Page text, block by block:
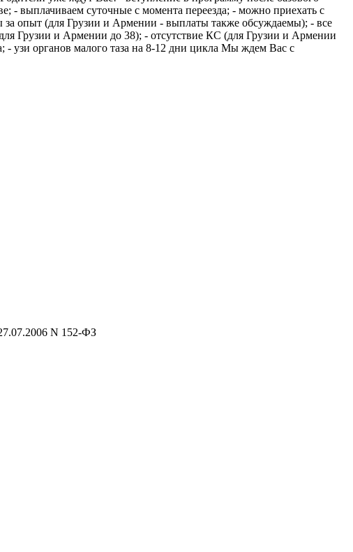
- выплачиваем суточные с момента переезда; - можно приехать с
опыт (для Грузии и Армении - выплаты также обсуждаемы); - все
Грузии и Армении до 38); - отсутствие КС (для Грузии и Армении
- узи органов малого таза на 8-12 дни цикла Мы ждем Вас с
N 152-ФЗ